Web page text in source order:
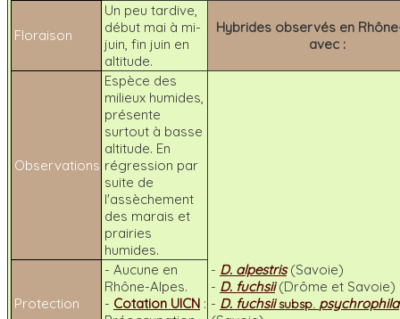
Floraison
Un peu tardive,
début mai à mi-
juin, fin juin en
altitude.
Hybrides observés en
avec :
Observations
Espèce des
milieux humides,
présente
surtout à basse
altitude. En
régression par
suite de
l'assèchement
des marais et
prairies
humides.
- D. alpestris(Savoie)
- D. fuchsii(Drôme et Savoie)
- D. fuchsiisubsp. psychrophila
Protection
- Aucune en
Rhône-Alpes.
- Cotation UICN :